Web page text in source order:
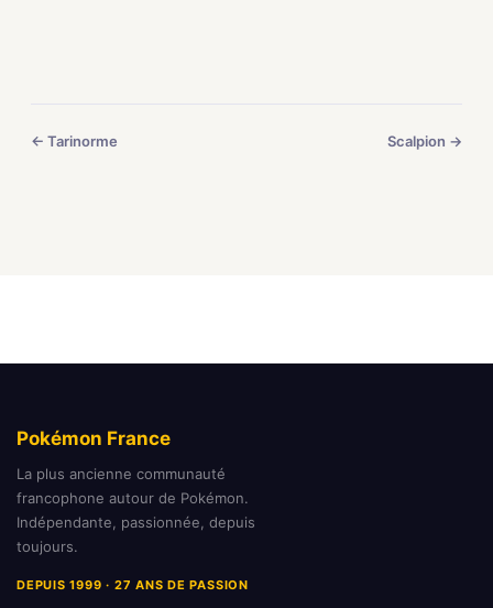
← Tarinorme Scalpion →
Pokémon France
La plus ancienne communauté
francophone autour de Pokémon.
Indépendante, passionnée, depuis
toujours.
DEPUIS 1999 · 27 ANS DE PASSION